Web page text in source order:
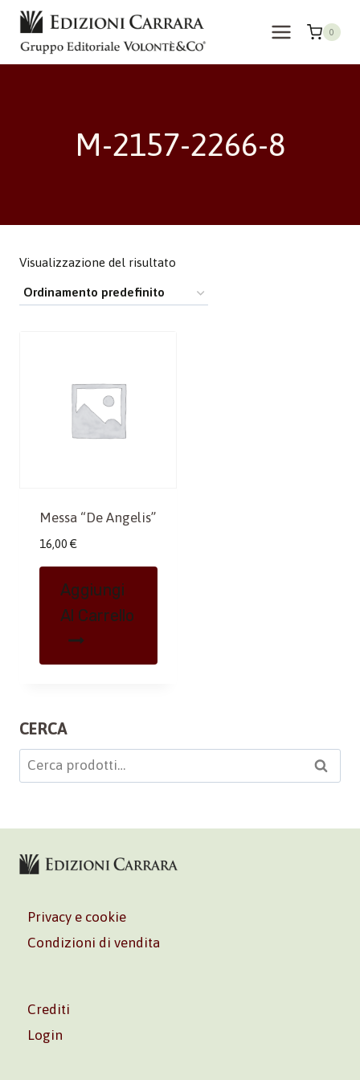
Salta
contenuto
0
M-2157-2266-8
Visualizzazione del risultato
Messa “De Angelis”
16,00 €
Aggiungi
Al Carrello
CERCA
Cerca: Cerca
Privacy e cookie
Condizioni di vendita
Crediti
Login